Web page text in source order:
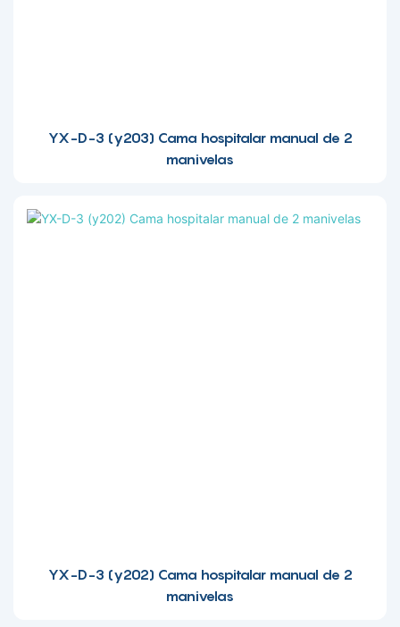
YX-D-3 (y203) Cama hospitalar manual de 2
manivelas
YX-D-3 (y202) Cama hospitalar manual de 2
manivelas